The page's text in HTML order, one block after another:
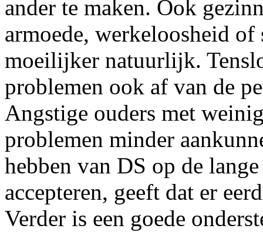
ander te maken. Ook
armoede, werkeloosheid
moeilijker natuurlijk.
problemen ook af van de
Angstige ouders met
problemen minder
hebben van DS op de
accepteren, geeft dat er
Verder is een goede